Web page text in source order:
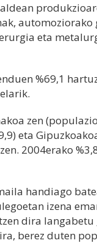
automoziorako
eta
%69,1
zen
eta
2004erako
handiago
izena
dira langabetu
berez duten